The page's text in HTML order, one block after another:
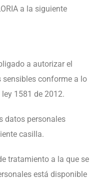
a la siguiente
a autorizar el
conforme a lo
1581 de 2012.
datos personales
casilla.
tratamiento a la que se
está disponible